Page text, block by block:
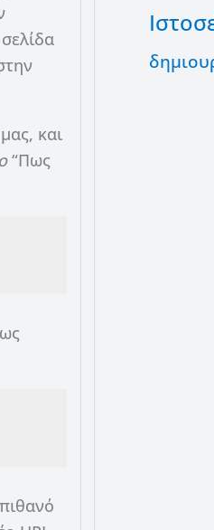
και
“Πως